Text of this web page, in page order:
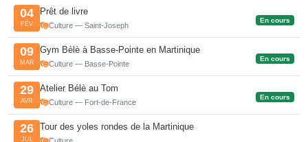
04
FÉV
Prêt de livre
Culture — Saint-Joseph
En cours
09
MAR
Gym Bèlè à Basse-Pointe en Martinique
Culture — Basse-Pointe
En cours
29
AVR
Atelier Bélè au Tom
Culture — Fort-de-France
En cours
26
JUL
Tour des yoles rondes de la Martinique